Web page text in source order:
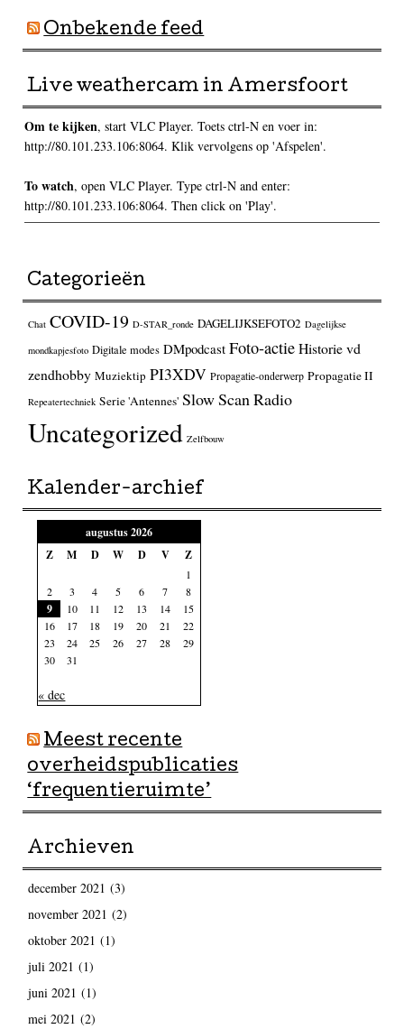
Onbekende feed
Live weathercam in Amersfoort
Om te kijken, start VLC Player. Toets ctrl-N en voer in:
http://80.101.233.106:8064. Klik vervolgens op 'Afspelen'.
To watch, open VLC Player. Type ctrl-N and enter:
http://80.101.233.106:8064. Then click on 'Play'.
Categorieën
Chat COVID-19 D-STAR_ronde DAGELIJKSEFOTO2 Dagelijkse
mondkapjesfoto Digitale modes DMpodcast Foto-actieHistorie vd
zendhobby Muziektip PI3XDV Propagatie-onderwerp Propagatie II
Repeatertechniek Serie 'Antennes' Slow Scan Radio
Uncategorized Zelfbouw
Kalender-archief
augustus 2026
Z
M D W D V Z
1
2
3 4 5 6 7 8
9 10 11 12 13 14
15
16
17 18 19 20 21
22
23
24 25 26 27 28
29
30
31
« dec
Meest recente
overheidspublicaties
‘frequentieruimte’
Archieven
december 2021 (3)
november 2021 (2)
oktober 2021 (1)
juli 2021 (1)
juni 2021 (1)
mei 2021 (2)